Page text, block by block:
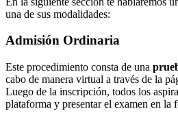
una de sus modalidades:
Admisión Ordinaria
Este procedimiento consta de una
cabo de manera virtual a través de la
Luego de la inscripción, todos los
plataforma y presentar el examen en la